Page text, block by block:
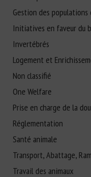
Gestion des
Initiatives en faveur du
Invertébrés
Logement et
Non classifié
One Welfare
Prise en charge de la
Réglementation
Santé animale
Transport, Abattage,
Travail des animaux